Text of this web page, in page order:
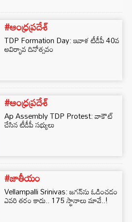
#ఆంధ్రప్రదేశ్
TDP Formation Day: ఇవాళ టీడీపీ 40వ
ఆవిర్భావ దినోత్సవం
#ఆంధ్రప్రదేశ్
Ap Assembly TDP Protest: వాకౌట్
చేసిన టీడీపీ సభ్యులు
#జాతీయం
Vellampalli Srinivas: జగన్‌ను ఓడించడం
ఎవరి తరం కాదు.. 175 స్థానాలు మావే..!